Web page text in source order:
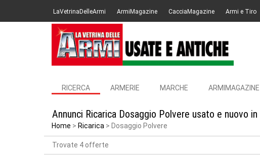
LaVetrinaDelleArmi ArmiMagazine CacciaMagazine Armi e Tiro
RICERCA ARMERIE MARCHE ARMIMAGAZINE
Annunci Ricarica Dosaggio Polvere usato e nuovo
Home Ricarica Dosaggio Polvere
Trovate 4 offerte